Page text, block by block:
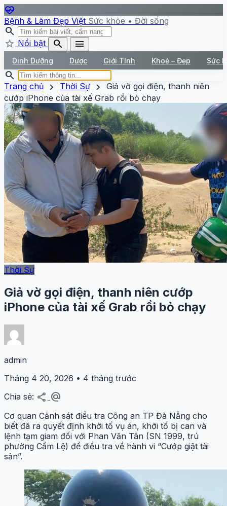
ecg_heart
Bệnh & Làm Đẹp Việt Sức khỏe • Đời sống
search
star Nổi bật search menu
Dinh Dưỡng Dược Giới Tính Khoẻ – Đẹp Sức
search
Trang chủ chevron_right Thời Sự chevron_right
Giả vờ gọi điện, thanh niên
cướp iPhone của tài xế Grab rồi bỏ chạy
Thời Sự
Giả vờ gọi điện, thanh niên cướp
iPhone của tài xế Grab rồi bỏ chạy
admin
Tháng 4 20, 2026 • 4 tháng trước
Chia sẻ: share alternate_email
Cơ quan Cảnh sát điều tra Công an TP Đà Nẵng cho
biết đã ra quyết định khởi tố vụ án, khởi tố bị can và
lệnh tạm giam đối với Phan Văn Tân (SN 1999, trú
phường Cẩm Lệ) để điều tra về hành vi “Cướp giật tài
sản”.